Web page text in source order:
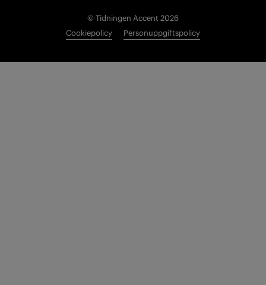
© Tidningen Accent 2026
Cookiepolicy
Personuppgiftspolicy